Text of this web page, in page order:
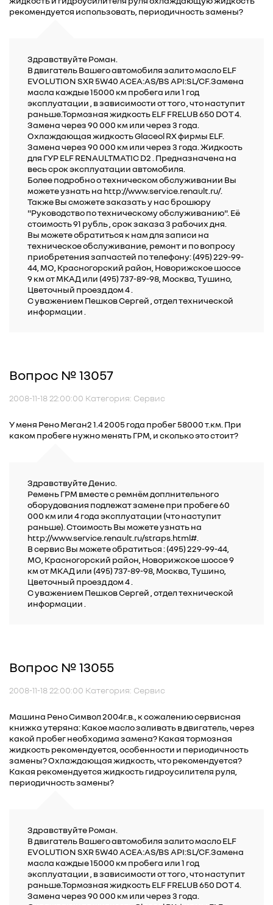
рекомендуется использовать, периодичность замены?
Здравствуйте Роман.
В двигатель Вашего автомобиля залито масло ELF
EVOLUTION SXR 5W40 ACEA:AS/BS API:SL/CF.Замена
масла каждые 15000 км пробега или 1 год
эксплуатации , в зависимости от того , что наступит
раньше.Тормозная жидкость ELF FRELUB 650 DOT 4.
Замена через 90 000 км или через 3 года.
Охлаждающая жидкость Glaceol RX фирмы ELF.
Замена через 90 000 км или через 3 года. Жидкость
для ГУР ELF RENAULTMATIC D2 . Предназначена на
весь срок эксплуатации автомобиля.
Более подробно о техническом обслуживании Вы
можете узнать на http://www.service.renault.ru/.
Также Вы сможете заказать у нас брошюру
"Руководство по техническому обслуживанию". Её
стоимость 91 рубль , срок заказа 3 рабочих дня.
Вы можете обратиться к нам для записи на
техническое обслуживание, ремонт и по вопросу
приобретения запчастей по телефону: (495) 229-99-
44, МО, Красногорский район, Новорижское шоссе
9 км от МКАД или (495) 737-89-98, Москва, Тушино,
Цветочный проезд дом 4 .
C уважением Пешков Сергей , отдел технической
информации .
Вопрос № 13057
2008-11-18 22:00:00 Категория: Сервис
У меня Рено Меган2 1.4 2005 года пробег 58000 т.км. При
каком пробеге нужно менять ГРМ, и сколько это стоит?
Здравствуйте Денис.
Ремень ГРМ вместе с ремнём доплнительного
оборудования подлежат замене при пробеге 60
000 км или 4 года эксплуатации (что наступит
раньше). Стоимость Вы можете узнать на
http://www.service.renault.ru/straps.html#.
В сервис Вы можете обратиться : (495) 229-99-44,
МО, Красногорский район, Новорижское шоссе 9
км от МКАД или (495) 737-89-98, Москва, Тушино,
Цветочный проезд дом 4 .
C уважением Пешков Сергей , отдел технической
информации .
Вопрос № 13055
2008-11-18 22:00:00 Категория: Сервис
Машина Рено Символ 2004г.в., к сожалению сервисная
книжка утеряна: Какое масло заливать в двигатель, через
какой пробег необходима замена? Какая тормозная
жидкость рекомендуется, особенности и периодичность
замены? Охлаждающая жидкость, что рекомендуется?
Какая рекомендуется жидкость гидроусилителя руля,
периодичность замены?
Здравствуйте Роман.
В двигатель Вашего автомобиля залито масло ELF
EVOLUTION SXR 5W40 ACEA:AS/BS API:SL/CF.Замена
масла каждые 15000 км пробега или 1 год
эксплуатации , в зависимости от того , что наступит
раньше.Тормозная жидкость ELF FRELUB 650 DOT 4.
Замена через 90 000 км или через 3 года.